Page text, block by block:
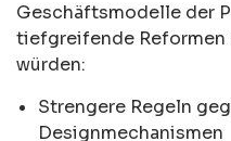
Geschäftsmodelle der
tiefgreifende Reformen
würden:
Strengere Regeln
Designmechanismen